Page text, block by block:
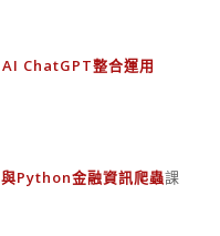
AI ChatGPT整合運用
Python金融資訊爬蟲課